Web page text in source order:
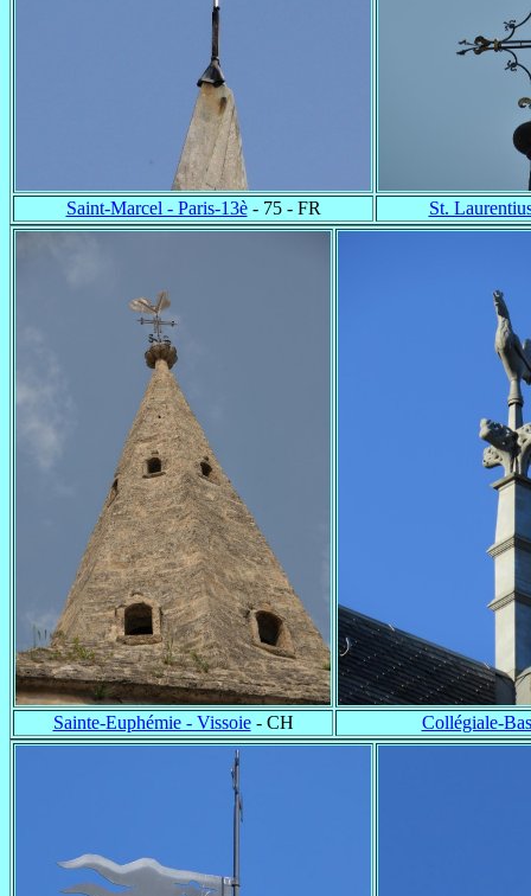
Saint-Marcel - Paris-13è- 75 - FR St.
Sainte-Euphémie - Vissoie- CH Collégiale-